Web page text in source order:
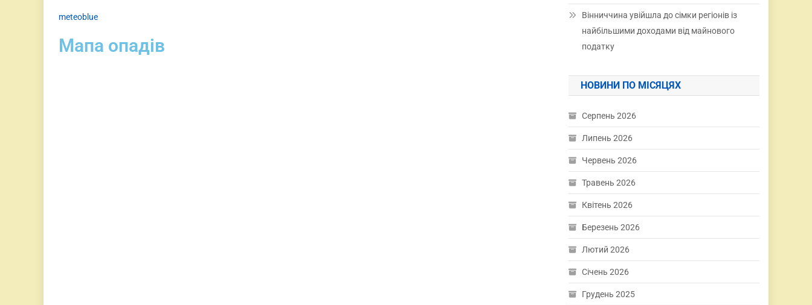
meteoblue
Мапа опадів
Вінниччина увійшла до сімки регіонів із
найбільшими доходами від майнового
податку
НОВИНИ ПО МІСЯЦЯХ
Серпень 2026
Липень 2026
Червень 2026
Травень 2026
Квітень 2026
Березень 2026
Лютий 2026
Січень 2026
Грудень 2025